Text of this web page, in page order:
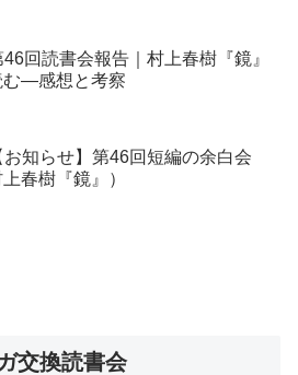
回読書会報告｜村上春樹『鏡』
む―感想と考察
お知らせ】第46回短編の余白会
上春樹『鏡』）
交換読書会